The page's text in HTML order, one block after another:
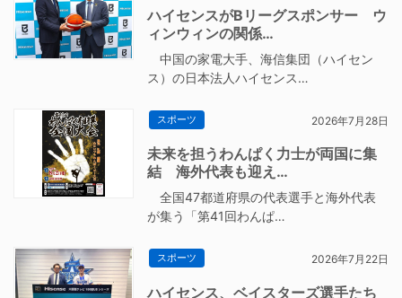
ハイセンスがBリーグスポンサー ウ
ィンウィンの関係…
中国の家電大手、海信集団（ハイセン
ス）の日本法人ハイセンス…
スポーツ 2026年7月28日
未来を担うわんぱく力士が両国に集
結 海外代表も迎え…
全国47都道府県の代表選手と海外代表
が集う「第41回わんぱ…
スポーツ 2026年7月22日
ハイセンス、ベイスターズ選手たち